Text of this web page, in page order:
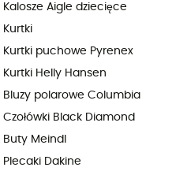
Kalosze Aigle dziecięce
Kurtki
Kurtki puchowe Pyrenex
Kurtki Helly Hansen
Bluzy polarowe Columbia
Czołówki Black Diamond
Buty Meindl
Plecaki Dakine